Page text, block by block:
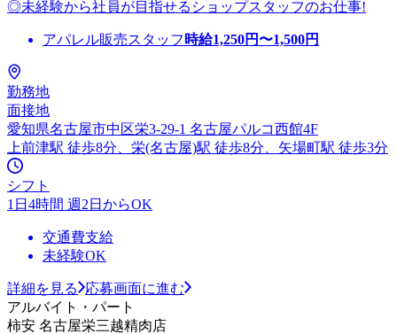
◎未経験から社員が目指せるショップスタッフのお仕事!
アパレル販売スタッフ 時給1,250円〜1,500円
勤務地
面接地
愛知県名古屋市中区栄3-29-1 名古屋パルコ西館4F
上前津駅 徒歩8分、栄(名古屋)駅 徒歩8分、矢場町駅 徒歩3分
シフト
1日4時間 週2日からOK
交通費支給
未経験OK
詳細を見る
応募画面に進む
アルバイト・パート
柿安 名古屋栄三越精肉店